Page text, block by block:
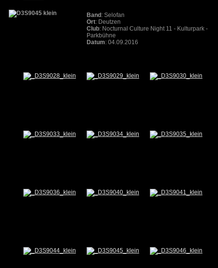
Band : Selofan
Ort: Deutzen
Club: Nocturnal Culture Night 11 - Kulturpark -
Parkbühne
Datum: 04.09.2016